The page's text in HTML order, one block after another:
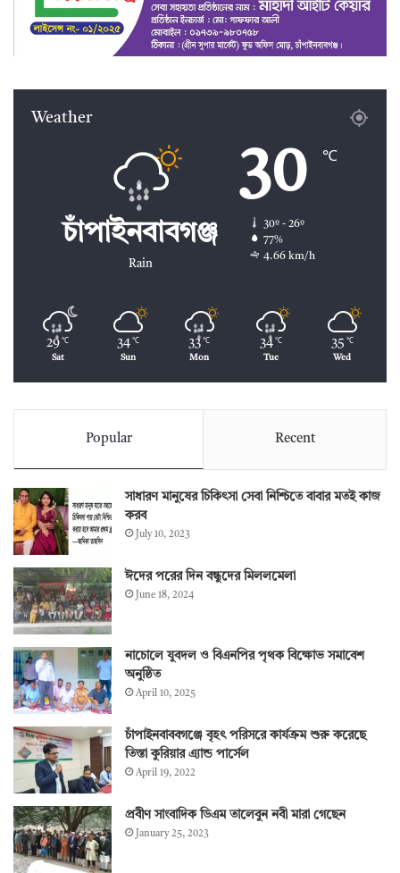
Weather
চাঁপাইনবাবগঞ্জ
Rain
30 ℃
30º - 26º
77%
4.66 km/h
29 ℃
Sat
34 ℃
Sun
33 ℃
Mon
34 ℃
Tue
35 ℃
Wed
Popular Recent
সাধারণ মানুষের চিকিৎসা সেবা নিশ্চিতে বাবার মতই কাজ
করব
July 10, 2023
ঈদের পরের দিন বন্ধুদের মিললমেলা
June 18, 2024
নাচোলে যুবদল ও বিএনপির পৃথক বিক্ষোভ সমাবেশ
অনুষ্ঠিত
April 10, 2025
চাঁপাইনবাববগঞ্জে বৃহৎ পরিসরে কার্যক্রম শুরু করেছে
তিস্তা কুরিয়ার এ্যান্ড পার্সেল
April 19, 2022
প্রবীণ সাংবাদিক ডিএম তালেবুন নবী মারা গেছেন
January 25, 2023